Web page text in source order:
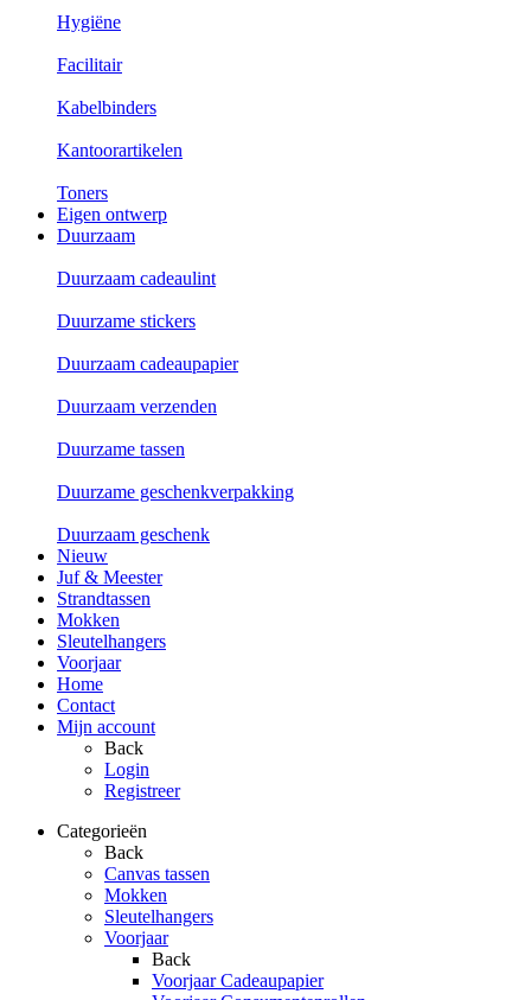
Hygiëne
Facilitair
Kabelbinders
Kantoorartikelen
Toners
Eigen ontwerp
Duurzaam
Duurzaam cadeaulint
Duurzame stickers
Duurzaam cadeaupapier
Duurzaam verzenden
Duurzame tassen
Duurzame geschenkverpakking
Duurzaam geschenk
Nieuw
Juf & Meester
Strandtassen
Mokken
Sleutelhangers
Voorjaar
Home
Contact
Mijn account
Back
Login
Registreer
Categorieën
Back
Canvas tassen
Mokken
Sleutelhangers
Voorjaar
Back
Voorjaar Cadeaupapier